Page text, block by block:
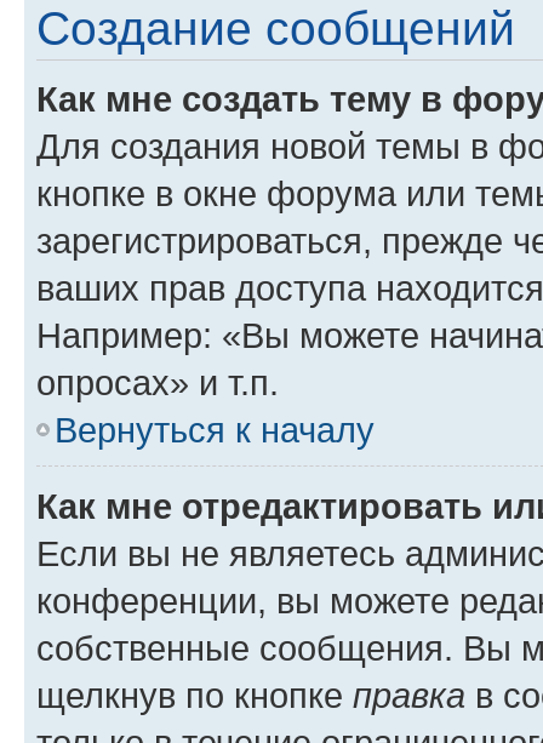
Создание сообщений
Как мне создать тему в
Для создания новой темы в
кнопке в окне форума или
зарегистрироваться, прежде
ваших прав доступа
Например: «Вы можете
опросах» и т.п.
Вернуться к началу
Как мне отредактировать
Если вы не являетесь
конференции, вы можете
собственные сообщения. Вы
щелкнув по кнопке правка в